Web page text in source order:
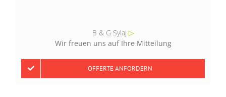
B & G Sylaj ▷
Wir freuen uns auf Ihre Mitteilung
OFFERTE ANFORDERN